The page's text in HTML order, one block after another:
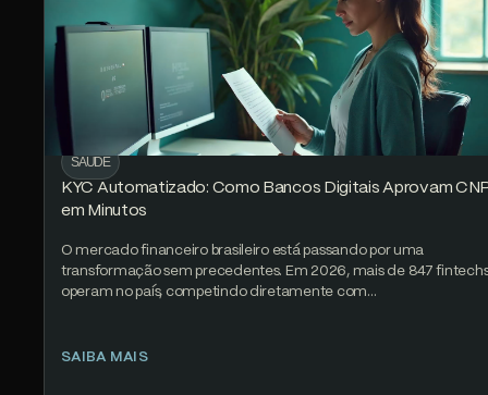
SAÚDE
KYC Automatizado: Como Bancos Digitais Aprovam
em Minutos
O mercado financeiro brasileiro está passando por uma
transformação sem precedentes. Em 2026, mais de 847
operam no país, competindo diretamente com…
SAIBA MAIS